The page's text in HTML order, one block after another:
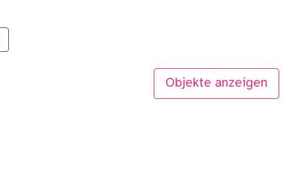
Objekte anzeigen